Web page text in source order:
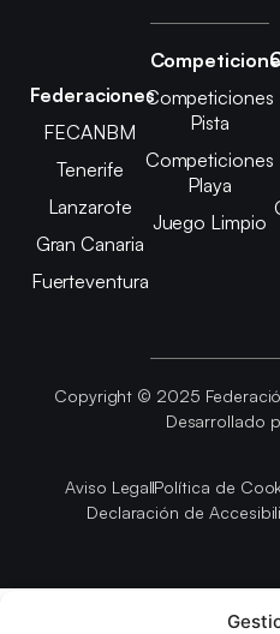
Federaciones
FECANBM
Tenerife
Lanzarote
Gran Canaria
Fuerteventura
Competiciones
Pista
Competiciones
Playa
Juego Limpio
Copyright © 2025
Desarrollado
Aviso LegalPolítica de
Declaración de